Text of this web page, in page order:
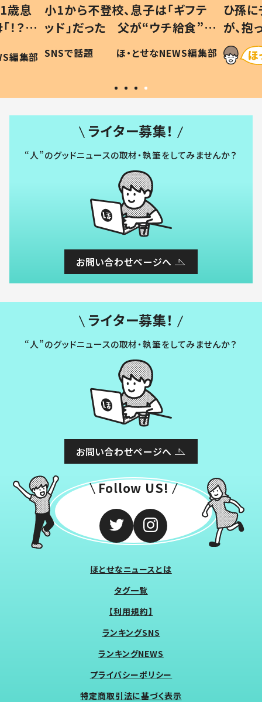
歳息
？」
編集部
小1から不登校、息子は「ギフテ
ッド」だった 父が“ウチ給食”を
作り続ける理由とは #令和の親
#令和の子
SNSで話題 ほ・とせなNEWS編集部
ひ孫
が、
「涙が
い」
ライター募集！
“人”のグッドニュースの取材・執筆をしてみませんか？
お問い合わせページへ
ライター募集！
“人”のグッドニュースの取材・執筆をしてみませんか？
お問い合わせページへ
Follow US!
ほとせなニュースとは
タグ一覧
【利用規約】
ランキングSNS
ランキングNEWS
プライバシーポリシー
特定商取引法に基づく表示